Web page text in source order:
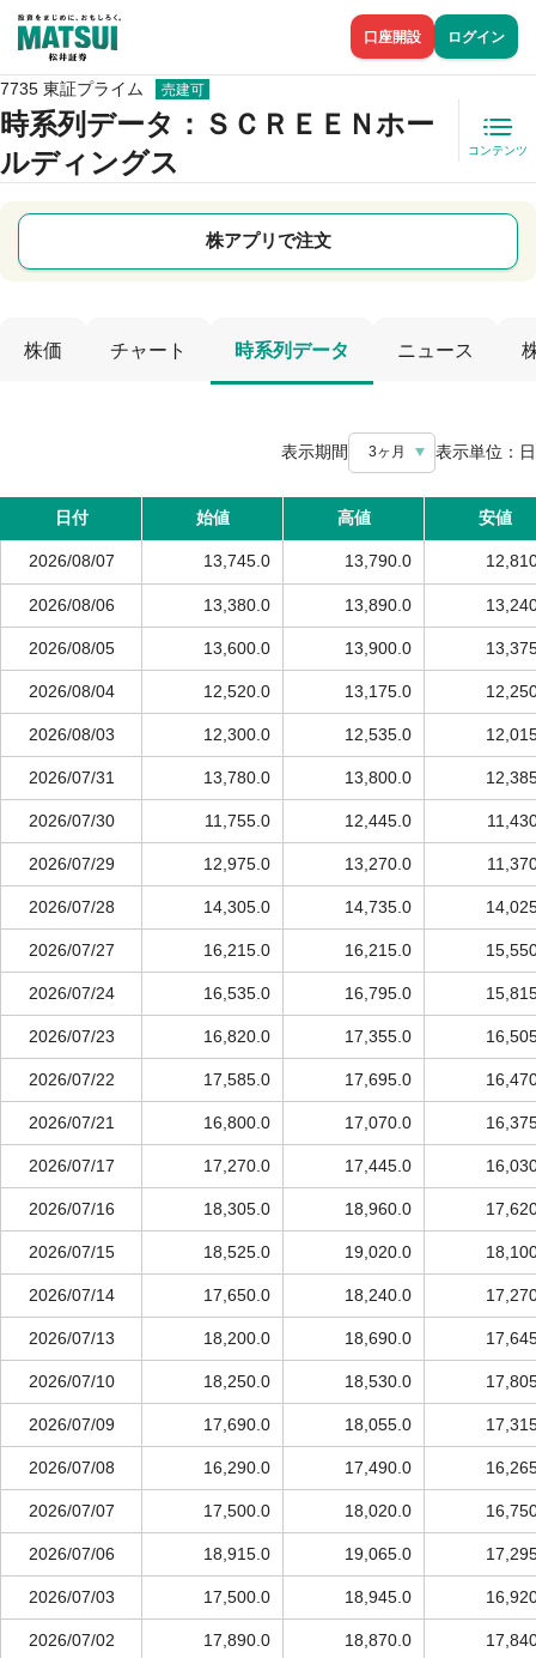
口座開設 ログイン
7735 東証プライム 売建可
時系列データ ：ＳＣＲＥＥＮホー
ルディングス
コンテンツ
株アプリで注文
株価 チャート 時系列データ ニュース
表示期間 3ヶ月 表示単位： 日
日付 始値 高値 安値
2026/08/07 13,745.0 13,790.0
2026/08/06 13,380.0 13,890.0
2026/08/05 13,600.0 13,900.0
2026/08/04 12,520.0 13,175.0
2026/08/03 12,300.0 12,535.0
2026/07/31 13,780.0 13,800.0
2026/07/30 11,755.0 12,445.0
2026/07/29 12,975.0 13,270.0
2026/07/28 14,305.0 14,735.0
2026/07/27 16,215.0 16,215.0
2026/07/24 16,535.0 16,795.0
2026/07/23 16,820.0 17,355.0
2026/07/22 17,585.0 17,695.0
2026/07/21 16,800.0 17,070.0
2026/07/17 17,270.0 17,445.0
2026/07/16 18,305.0 18,960.0
2026/07/15 18,525.0 19,020.0
2026/07/14 17,650.0 18,240.0
2026/07/13 18,200.0 18,690.0
2026/07/10 18,250.0 18,530.0
2026/07/09 17,690.0 18,055.0
2026/07/08 16,290.0 17,490.0
2026/07/07 17,500.0 18,020.0
2026/07/06 18,915.0 19,065.0
2026/07/03 17,500.0 18,945.0
2026/07/02 17,890.0 18,870.0